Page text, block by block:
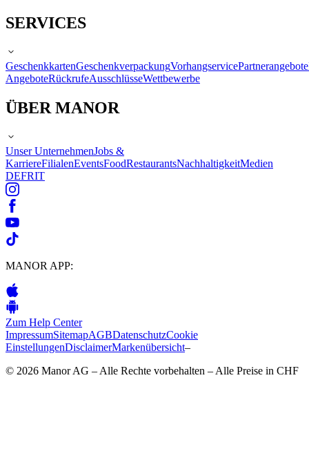
SERVICES
GeschenkkartenGeschenkverpackungVorhangservicePartnerangebote
AngeboteRückrufeAusschlüsseWettbewerbe
ÜBER MANOR
Unser UnternehmenJobs &
KarriereFilialenEventsFoodRestaurantsNachhaltigkeitMedien
DEFRIT
MANOR APP:
Zum Help Center
ImpressumSitemapAGBDatenschutzCookie
EinstellungenDisclaimerMarkenübersicht–
© 2026 Manor AG – Alle Rechte vorbehalten – Alle Preise in CHF